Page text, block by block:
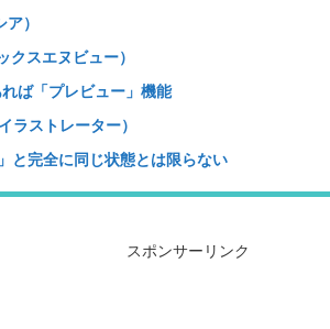
）
クスエヌビュー）
ば「プレビュー」機能
ラストレーター）
と完全に同じ状態とは限らない
スポンサーリンク